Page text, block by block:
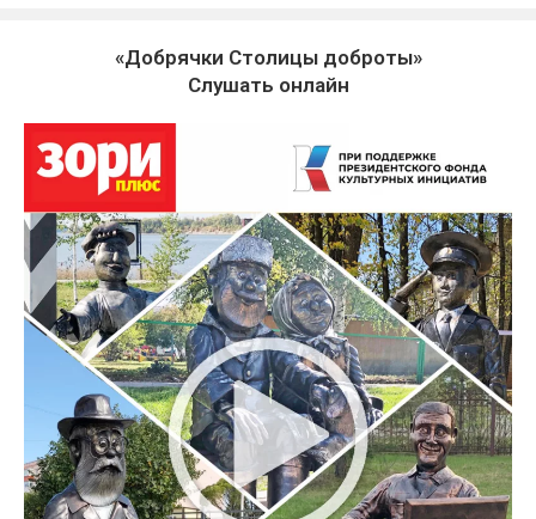
«Добрячки Столицы доброты»
Слушать онлайн